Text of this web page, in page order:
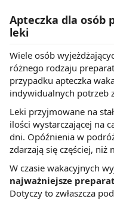
Apteczka dla osób
leki
Wiele osób
różnego rodzaju
przypadku apteczka
indywidualnych potrzeb
Leki przyjmowane na
ilości wystarczającej na
dni. Opóźnienia w
zdarzają się częściej, niż
W czasie wakacyjnych
najważniejsze
Dotyczy to zwłaszcza